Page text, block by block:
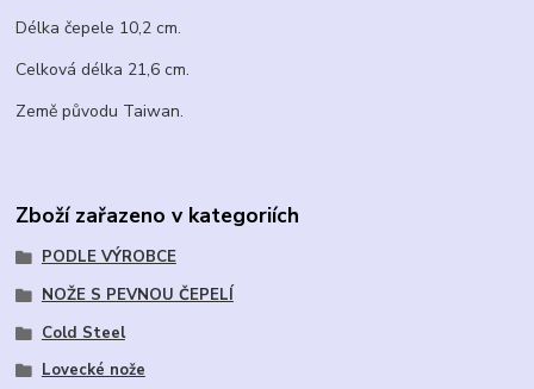
Délka čepele 10,2 cm.
Celková délka 21,6 cm.
Země původu Taiwan.
Zboží zařazeno v kategoriích
PODLE VÝROBCE
NOŽE S PEVNOU ČEPELÍ
Cold Steel
Lovecké nože